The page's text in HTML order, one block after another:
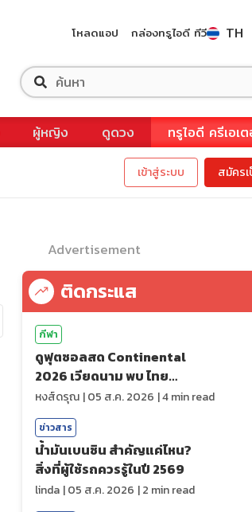
โหลดแอป กล่องทรูไอดี ทีวี TH
ผู้หญิง ดูดวง ทรูไอดี ครีเอเ
เข้าสู่ระบบ สมัคร
Advertisement
ติดกระแส
กีฬา
ดูฟุตซอลสด Continental
2026 เวียดนาม พบ ไทย
ถ่ายทอดสดกีฬา
หงส์ดรุณ |05 ส.ค. 2026 |4min read
ข่าวสาร
น้ำมันเบนซิน สำคัญแค่ไหน?
สิ่งที่ผู้ใช้รถควรรู้ในปี 2569
linda |05 ส.ค. 2026 |2 min read